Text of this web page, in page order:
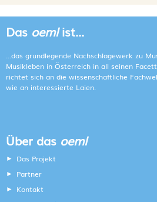
Das oemlist...
...das grundlegende Nachschlagewerk zu
Musikleben in Österreich in all seinen
richtet sich an die wissenschaftliche
wie an interessierte Laien.
Über das oeml
Das Projekt
Partner
Kontakt